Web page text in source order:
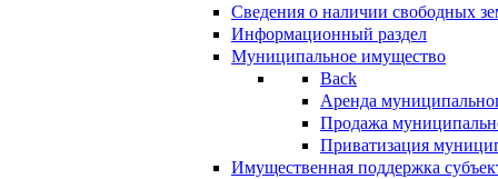
Сведения о наличии свободных
Информационный раздел
Муниципальное имущество
Back
Аренда
Продажа
Приватизация
Имущественная поддержка